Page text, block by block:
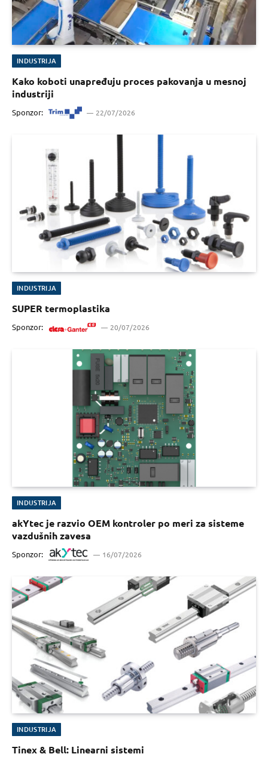
INDUSTRIJA
Kako koboti unapređuju proces pakovanja u mesnoj
industriji
Sponzor: 22/07/2026
INDUSTRIJA
SUPER termoplastika
Sponzor: 20/07/2026
INDUSTRIJA
akYtec je razvio OEM kontroler po meri za sisteme
vazdušnih zavesa
Sponzor: 16/07/2026
INDUSTRIJA
Tinex & Bell: Linearni sistemi